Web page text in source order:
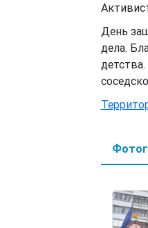
День
дела.
Image